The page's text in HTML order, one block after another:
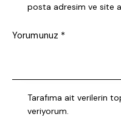
posta adresim ve site
Tarafıma ait verilerin
veriyorum.